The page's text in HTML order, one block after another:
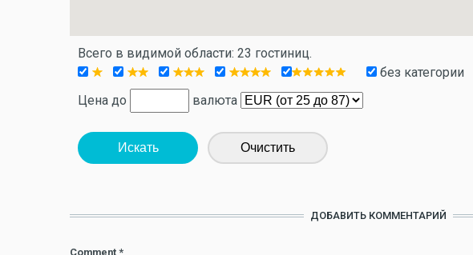
Всего в видимой области: 23 гостиниц.
без категории
Цена до
валюта
Искать Очистить
ДОБАВИТЬ КОММЕНТАРИЙ
Comment *